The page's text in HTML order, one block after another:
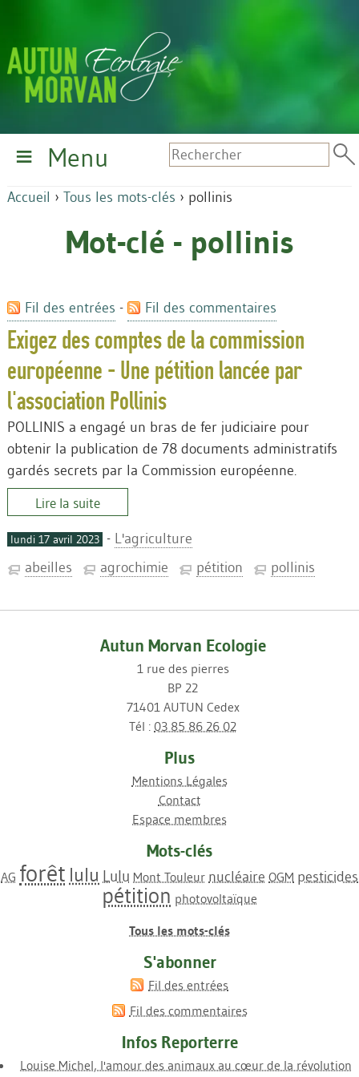
Menu
Accueil › Tous les mots-clés › pollinis
Mot-clé - pollinis
Fil des entrées - Fil des commentaires
Exigez des comptes de la commission
européenne - Une pétition lancée par
l'association Pollinis
POLLINIS a engagé un bras de fer judiciaire pour
obtenir la publication de 78 documents administratifs
gardés secrets par la Commission européenne.
Lire la suite
lundi 17 avril 2023 - L'agriculture
abeilles
agrochimie pétition pollinis
Autun Morvan Ecologie
1 rue des pierres
BP 22
71401 AUTUN Cedex
Tél : 03 85 86 26 02
Plus
Mentions Légales
Contact
Espace membres
Mots-clés
AG forêt lulu Lulu Mont Touleur nucléaire OGM pesticides
pétition photovoltaïque
Tous les mots-clés
S'abonner
Fil des entrées
Fil des commentaires
Infos Reporterre
Louise Michel, l'amour des animaux au cœur de la révolution